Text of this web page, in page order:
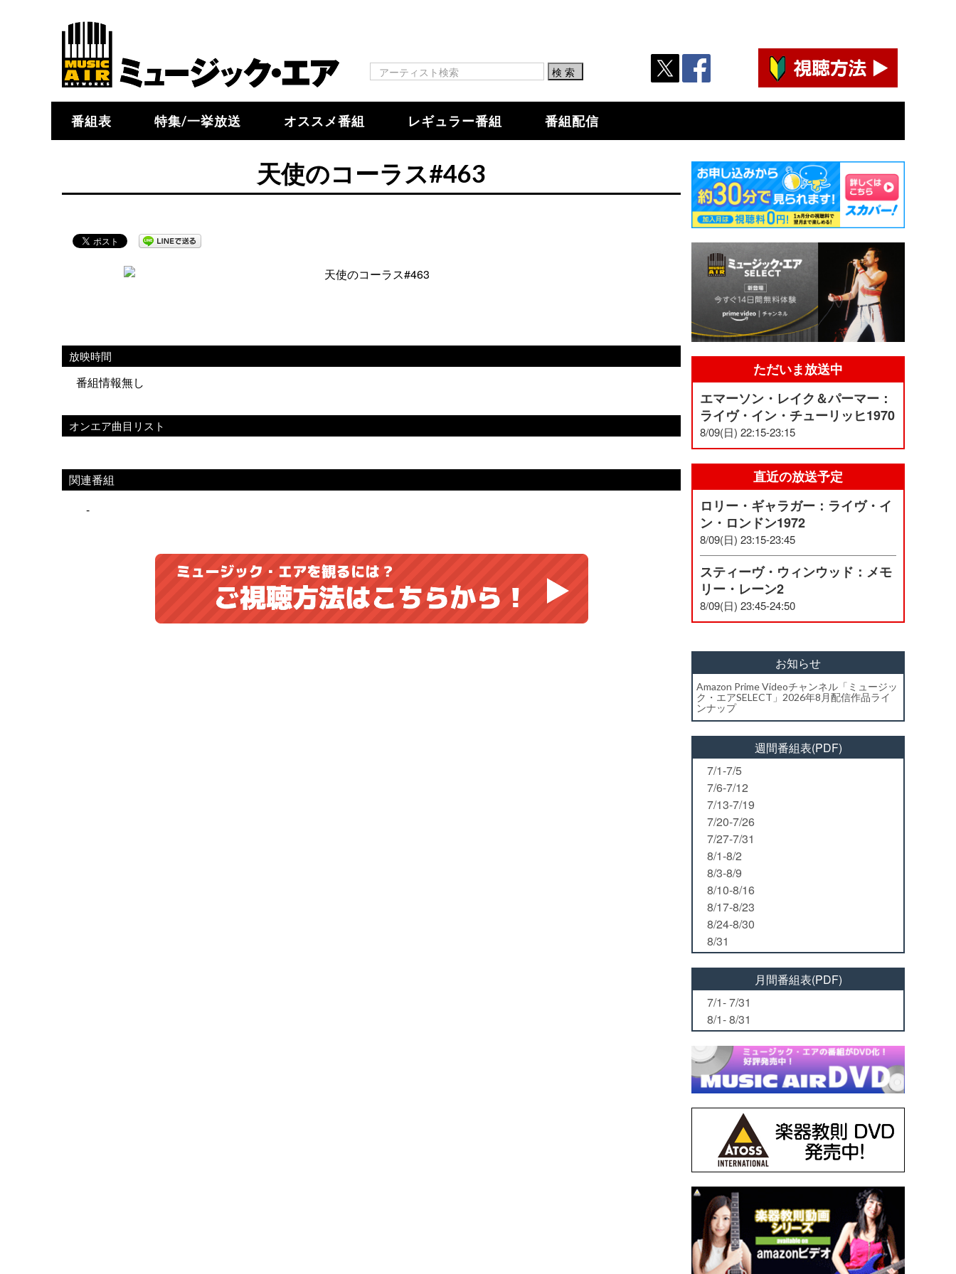
番組表 特集/一挙放送 オススメ番組 レギュラー番組 番組配信
天使のコーラス#463
放映時間
番組情報無し
オンエア曲目リスト
関連番組
-
ただいま放送中
エマーソン・レイク＆パーマー：
ライヴ・イン・チューリッヒ1970
8/09(日) 22:15-23:15
直近の放送予定
ロリー・ギャラガー：ライヴ・イ
ン・ロンドン1972
8/09(日) 23:15-23:45
スティーヴ・ウィンウッド：メモ
リー・レーン2
8/09(日) 23:45-24:50
お知らせ
Amazon Prime Videoチャンネル「ミュージッ
ク・エアSELECT」2026年8月配信作品ライ
ンナップ
週間番組表(PDF)
7/1-7/5
7/6-7/12
7/13-7/19
7/20-7/26
7/27-7/31
8/1-8/2
8/3-8/9
8/10-8/16
8/17-8/23
8/24-8/30
8/31
月間番組表(PDF)
7/1- 7/31
8/1- 8/31